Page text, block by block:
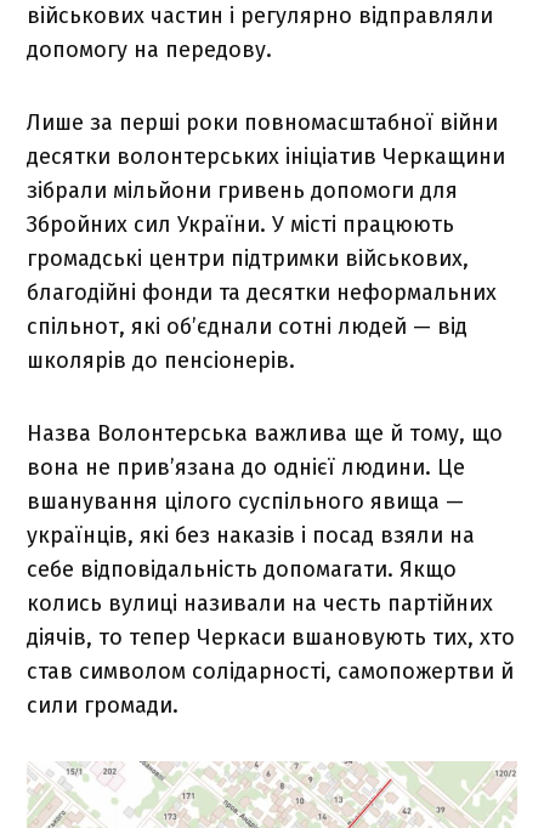
військових частин і регулярно відправляли
допомогу на передову.
Лише за перші роки повномасштабної війни
десятки волонтерських ініціатив Черкащини
зібрали мільйони гривень допомоги для
Збройних сил України. У місті працюють
громадські центри підтримки військових,
благодійні фонди та десятки неформальних
спільнот, які об’єднали сотні людей — від
школярів до пенсіонерів.
Назва Волонтерська важлива ще й тому, що
вона не прив’язана до однієї людини. Це
вшанування цілого суспільного явища —
українців, які без наказів і посад взяли на
себе відповідальність допомагати. Якщо
колись вулиці називали на честь партійних
діячів, то тепер Черкаси вшановують тих, хто
став символом солідарності, самопожертви й
сили громади.